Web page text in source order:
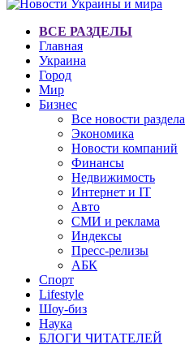
ВСЕ РАЗДЕЛЫ
Главная
Украина
Город
Мир
Бизнес
Все новости раздела
Экономика
Новости компаний
Финансы
Недвижимость
Интернет и IT
Авто
СМИ и реклама
Индексы
Пресс-релизы
АБК
Спорт
Lifestyle
Шоу-биз
Наука
БЛОГИ ЧИТАТЕЛЕЙ